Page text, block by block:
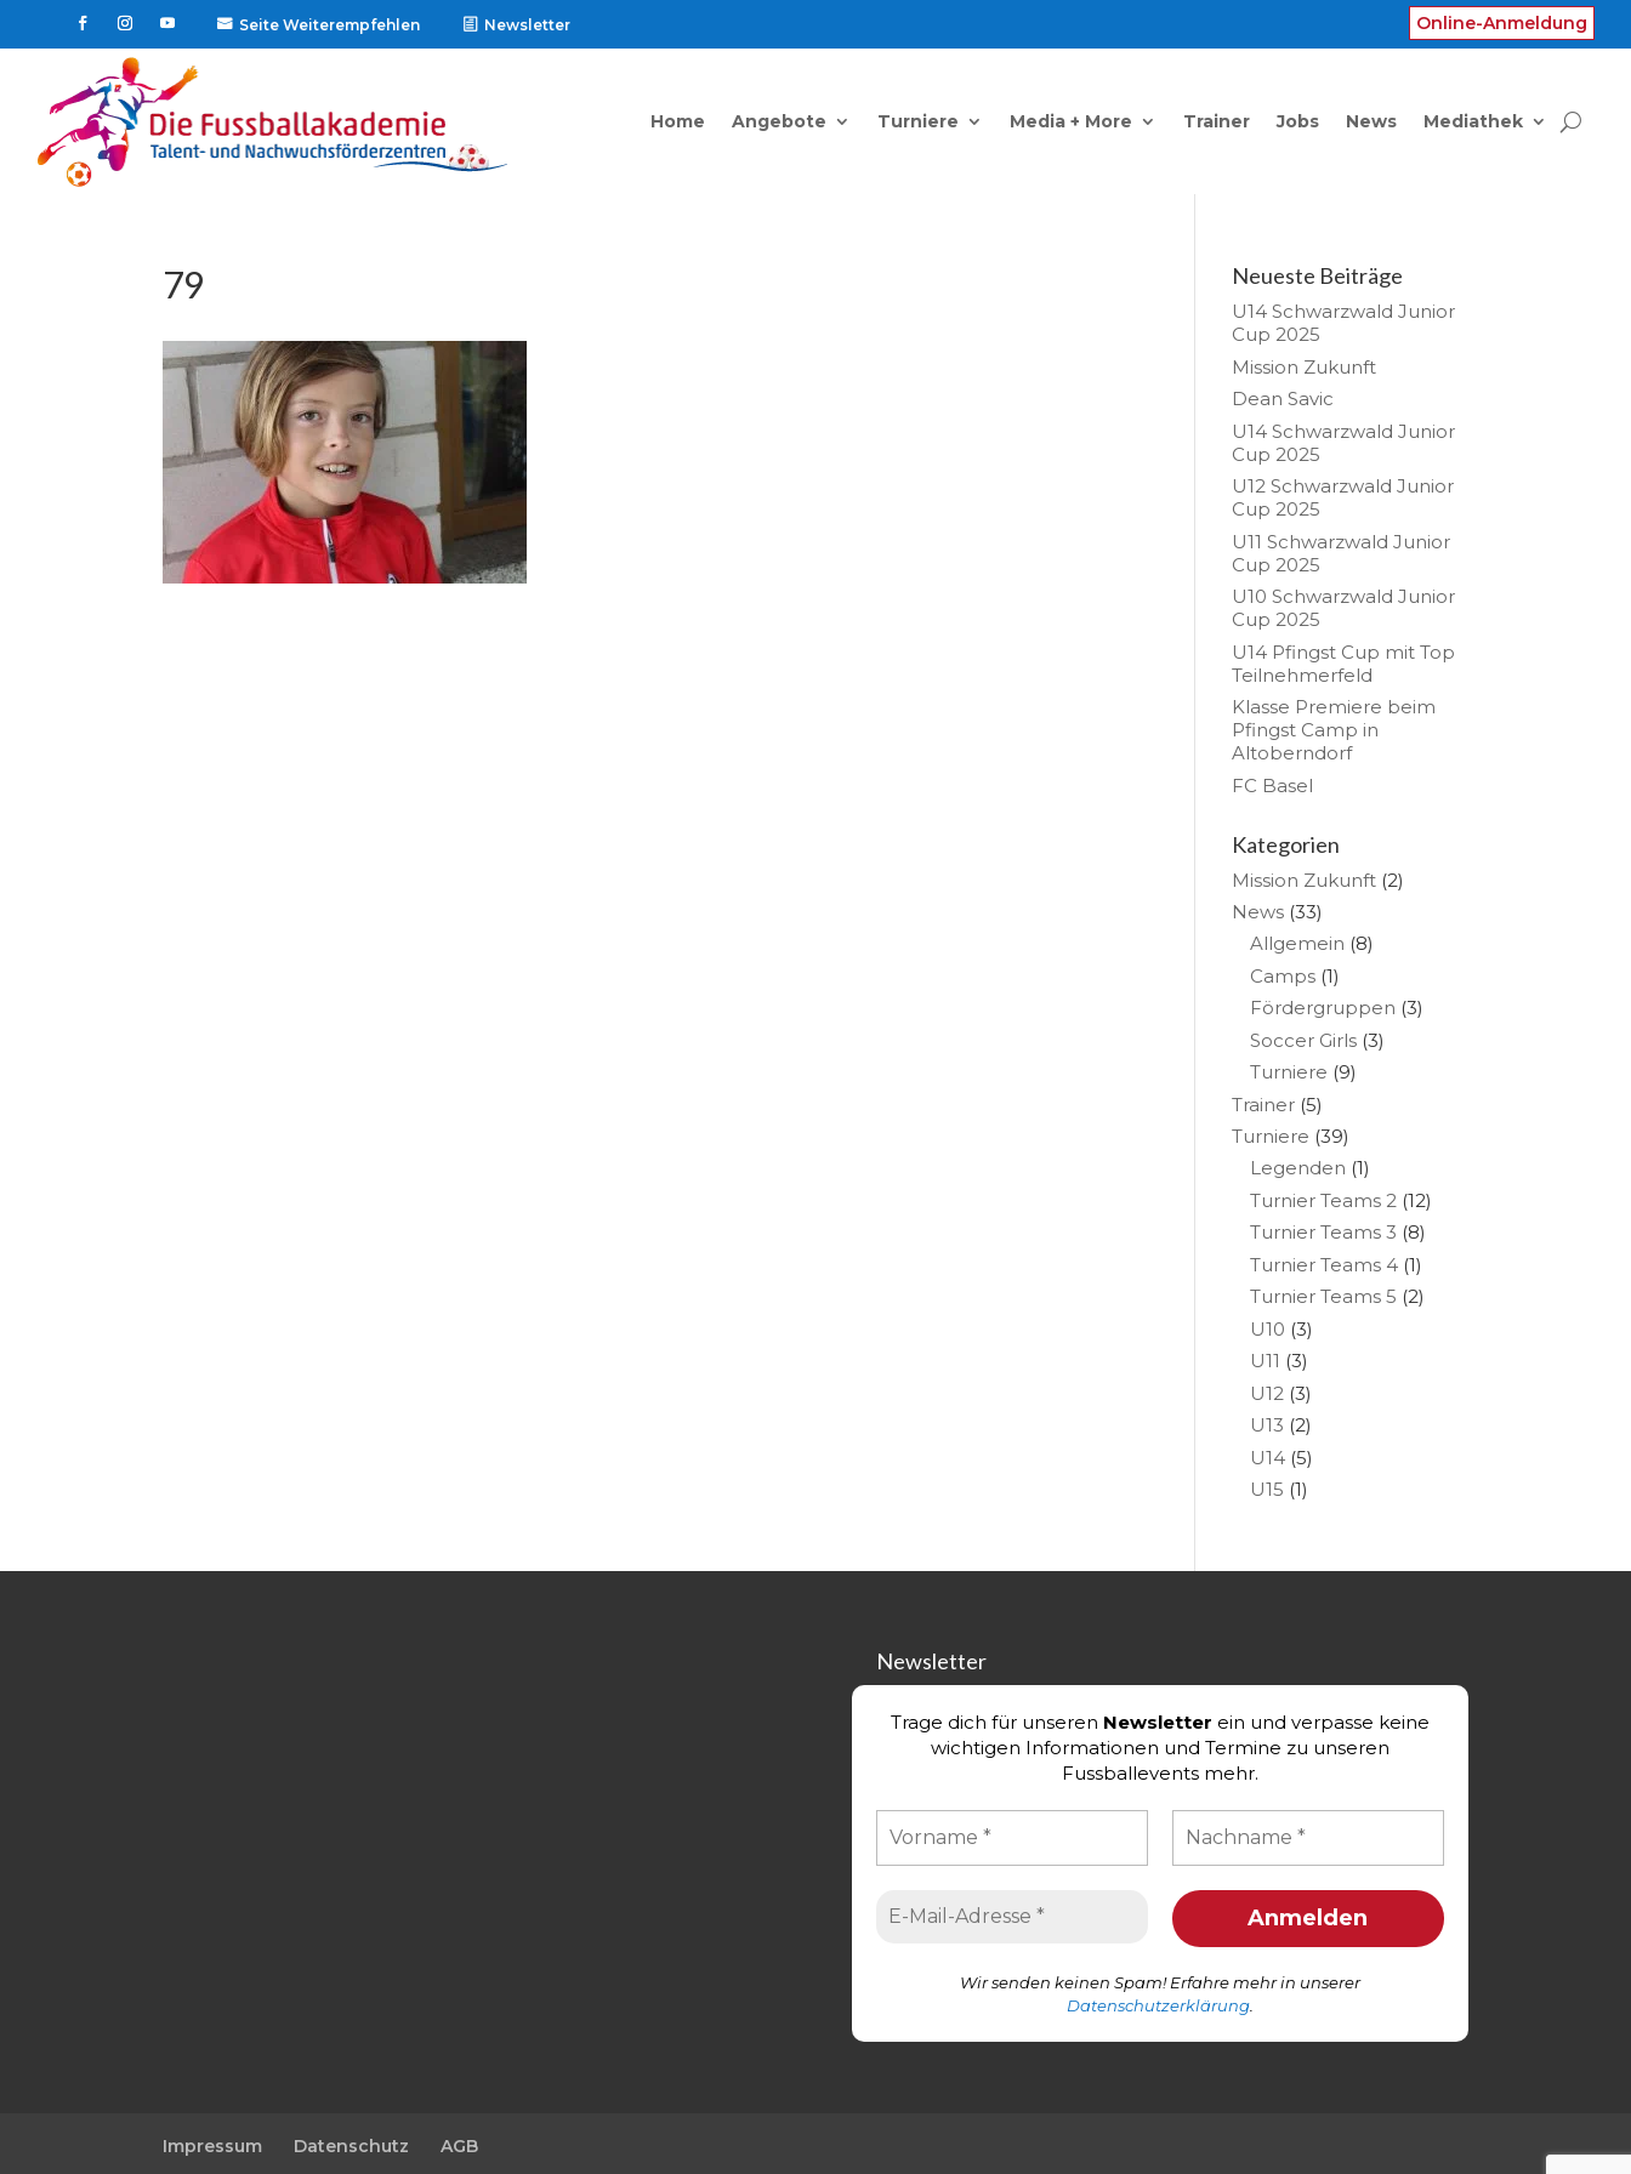
Seite Weiterempfehlen Newsletter Online-Anmeldung
Home Angebote Turniere Media + More Trainer Jobs News Mediathek
79 Neueste Beiträge
U14 Schwarzwald Junior
Cup 2025
Mission Zukunft
Dean Savic
U14 Schwarzwald Junior
Cup 2025
U12 Schwarzwald Junior
Cup 2025
U11 Schwarzwald Junior
Cup 2025
U10 Schwarzwald Junior
Cup 2025
U14 Pfingst Cup mit Top
Teilnehmerfeld
Klasse Premiere beim
Pfingst Camp in
Altoberndorf
FC Basel
Kategorien
Mission Zukunft (2)
News (33)
Allgemein (8)
Camps (1)
Fördergruppen (3)
Soccer Girls (3)
Turniere (9)
Trainer (5)
Turniere (39)
Legenden (1)
Turnier Teams 2 (12)
Turnier Teams 3 (8)
Turnier Teams 4 (1)
Turnier Teams 5 (2)
U10 (3)
U11 (3)
U12 (3)
U13 (2)
U14 (5)
U15 (1)
Newsletter
Trage dich für unseren Newsletter ein und verpasse keine
wichtigen Informationen und Termine zu unseren
Fussballevents mehr.
Wir senden keinen Spam! Erfahre mehr in unserer
Datenschutzerklärung.
Impressum Datenschutz AGB